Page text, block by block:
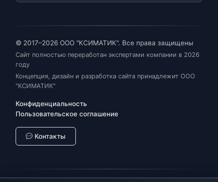
© 2017–2026 ООО "КСИМАТИК". Все права защищены
Сайт полностью переработан экспертами компании в 2026
году
Концепция, дизайн и разработка сайта принадлежит ООО
"КСИМАТИК"
Конфиденциальность
Пользовательское соглашение
Контакты